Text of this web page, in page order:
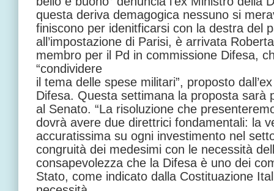
questa deriva demagogica nessuno si
finiscono per idenitficarsi con la destra del
all’impostazione di Parisi, è arrivata
membro per il Pd in commissione Difesa,
“condividere
il tema delle spese militari”, proposto
Difesa. Questa settimana la proposta sarà
al Senato. “La risoluzione che
dovrà avere due direttrici fondamentali: la
accuratissima su ogni investimento nel
congruità dei medesimi con le necessità
consapevolezza che la Difesa è uno dei
Stato, come indicato dalla Costituazione